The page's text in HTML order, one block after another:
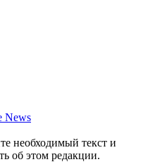
News
необходимый текст и
об этом редакции.